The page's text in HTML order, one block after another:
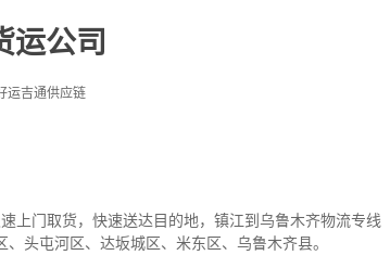
运公司
运吉通供应链
上门取货，快速送达目的地，镇江到乌鲁木齐物流专线
头屯河区、达坂城区、米东区、乌鲁木齐县。